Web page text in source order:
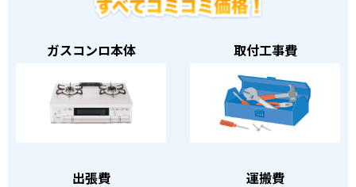
ガスコンロ本体 取付工事費
出張費 運搬費